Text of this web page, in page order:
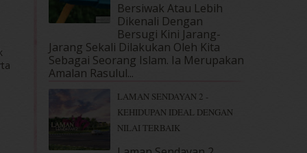
Bersiwak Atau Lebih
Dikenali Dengan
Bersugi Kini Jarang-
Jarang Sekali Dilakukan Oleh Kita
Sebagai Seorang Islam. Ia Merupakan
Amalan Rasulul...
LAMAN SENDAYAN 2 -
KEHIDUPAN IDEAL DENGAN
NILAI TERBAIK